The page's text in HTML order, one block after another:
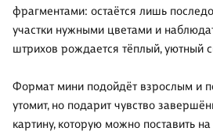
фрагментами: остаётся лишь
участки нужными цветами и
штрихов рождается тёплый, уютный
Формат мини подойдёт взрослым и
утомит, но подарит чувство
картину, которую можно поставить